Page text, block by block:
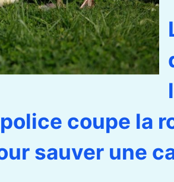
coupe la
sauver une